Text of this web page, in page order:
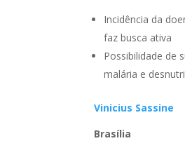
Incidência da
faz busca ativa
Possibilidade de
malária e
Vinicius Sassine
Brasília